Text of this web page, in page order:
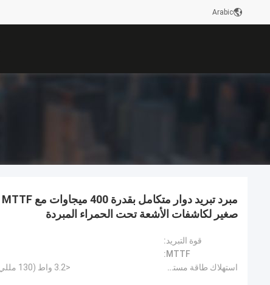
Arabic
صغير لكاشفات الأشعة تحت الحمراء المبردة
قوة التبريد:
MTTF:
استهلاك طاقة مستقر:
<3.2 واط (130 مللي واط عند 100 كيلو عند 20 درجة مئوية)